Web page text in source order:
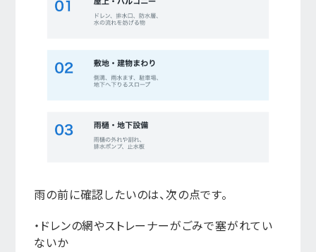
雨の前に確認したいのは、次の点です。
・ドレンの網やストレーナーがごみで塞がれてい
ないか